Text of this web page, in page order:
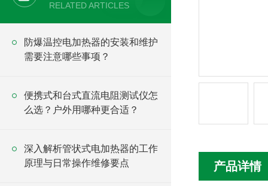
RELATED ARTICLES
防爆温控电加热器的安装和维护
需要注意哪些事项？
便携式和台式直流电阻测试仪怎
么选？户外用哪种更合适？
深入解析管状式电加热器的工作
原理与日常操作维修要点
产品详情